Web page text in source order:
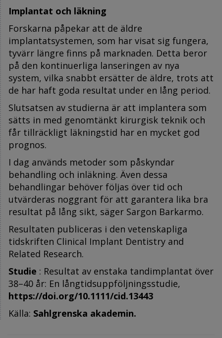
Implantat och läkning
Forskarna påpekar att de äldre
implantatsystemen, som har visat sig fungera,
tyvärr längre finns på marknaden. Detta beror
på den kontinuerliga lanseringen av nya
system, vilka snabbt ersätter de äldre, trots att
de har haft goda resultat under en lång period.
Slutsatsen av studierna är att implantera som
sätts in med genomtänkt kirurgisk teknik och
får tillräckligt läkningstid har en mycket god
prognos.
I dag används metoder som påskyndar
behandling och inläkning. Även dessa
behandlingar behöver följas över tid och
utvärderas noggrant för att garantera lika bra
resultat på lång sikt, säger Sargon Barkarmo.
Resultaten publiceras i den vetenskapliga
tidskriften Clinical Implant Dentistry and
Related Research.
Studie : Resultat av enstaka tandimplantat över
38–40 år: En långtidsuppföljningsstudie,
https://doi.org/10.1111/cid.13443
Källa: Sahlgrenska akademin.